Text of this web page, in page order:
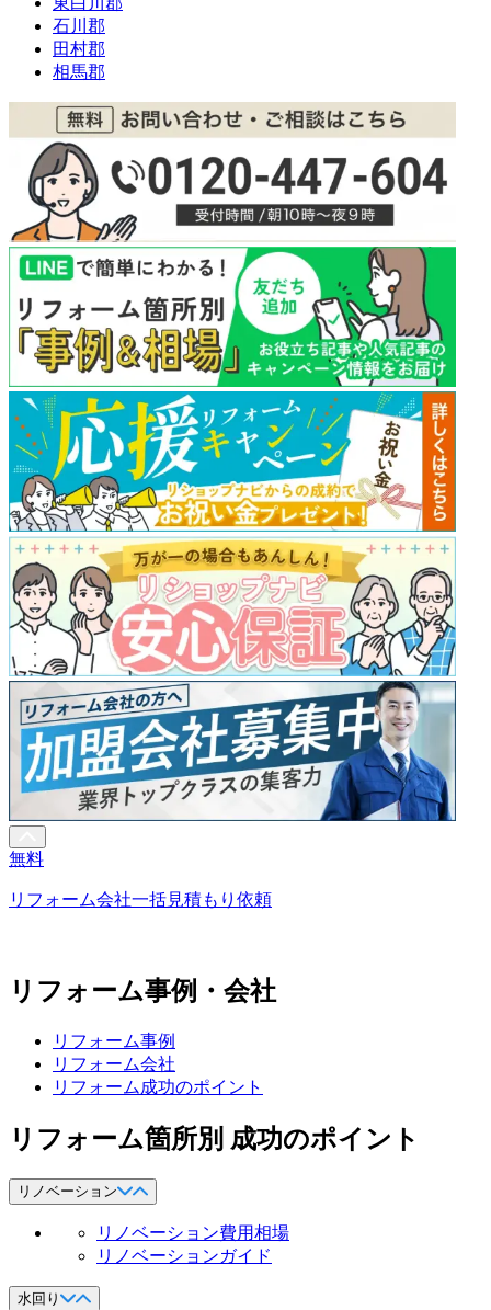
石川郡
田村郡
相馬郡
無料
リフォーム会社一括見積もり依頼
リフォーム事例・会社
リフォーム事例
リフォーム会社
リフォーム成功のポイント
リフォーム箇所別 成功のポイント
リノベーション
リノベーション費用相場
リノベーションガイド
水回り